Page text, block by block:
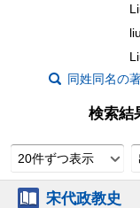
同姓同名の
検索結
20件ずつ表示
宋代政教史